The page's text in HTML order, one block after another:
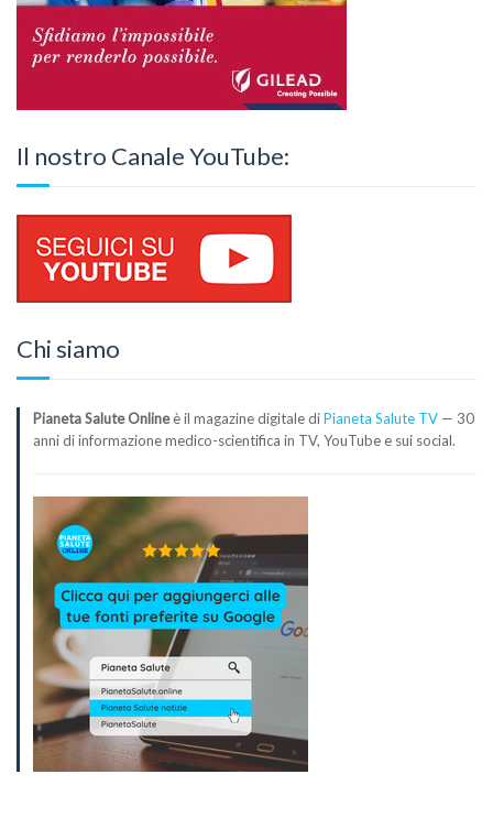
Il nostro Canale YouTube:
Chi siamo
Pianeta Salute Onlineè il magazine digitale diPianeta Salute TV — 30
anni di informazione medico-scientifica in TV, YouTube e sui social.